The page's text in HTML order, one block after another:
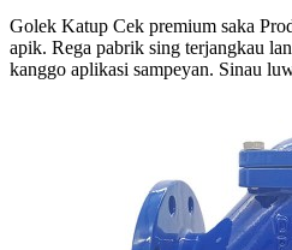
Golek Katup Cek premium saka
apik. Rega pabrik sing terjangkau
kanggo aplikasi sampeyan. Sinau